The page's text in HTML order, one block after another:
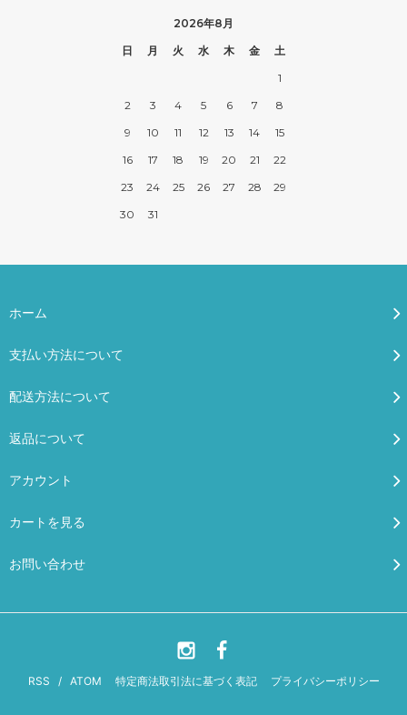
2026年8月
日
月 火 水 木 金
土
1
2
3 4 5 6 7
8
9
10 11 12 13 14
15
16
17 18 19 20 21
22
23
24 25 26 27 28
29
30
31
ホーム
支払い方法について
配送方法について
返品について
アカウント
カートを見る
お問い合わせ
RSS / ATOM 特定商法取引法に基づく表記 プライバシーポリシー